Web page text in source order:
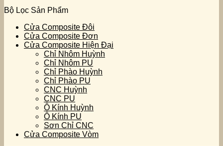
Bộ Lọc Sản Phẩm
Cửa Composite Đôi
Cửa Composite Đơn
Cửa Composite Hiện Đại
Chỉ Nhôm Huỳnh
Chỉ Nhôm PU
Chỉ Phào Huỳnh
Chỉ Phào PU
CNC Huỳnh
CNC PU
Ô Kính Huỳnh
Ô Kính PU
Sơn Chỉ CNC
Cửa Composite Vòm